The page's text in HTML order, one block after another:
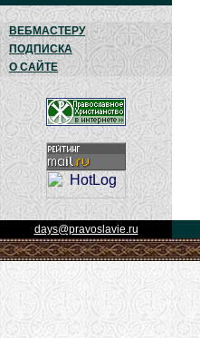
ВЕБМАСТЕРУ
ПОДПИСКА
О САЙТЕ
days@pravoslavie.ru